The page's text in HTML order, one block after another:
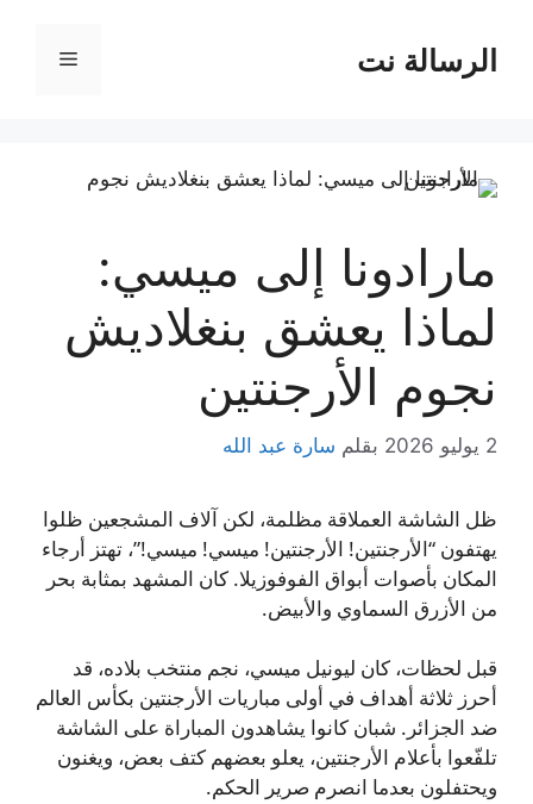
المحتوىالرسالة نت القائمة
مارادونا إلى ميسي:
لماذا يعشق بنغلاديش
نجوم الأرجنتين
2 يوليو 2026 بقلم سارة عبد الله
ظل الشاشة العملاقة مظلمة، لكن آلاف المشجعين ظلوا
يهتفون “الأرجنتين! الأرجنتين! ميسي! ميسي!”، تهتز أرجاء
المكان بأصوات أبواق الفوفوزيلا. كان المشهد بمثابة بحر
من الأزرق السماوي والأبيض.
قبل لحظات، كان ليونيل ميسي، نجم منتخب بلاده، قد
أحرز ثلاثة أهداف في أولى مباريات الأرجنتين بكأس العالم
ضد الجزائر. شبان كانوا يشاهدون المباراة على الشاشة
تلفّعوا بأعلام الأرجنتين، يعلو بعضهم كتف بعض، ويغنون
ويحتفلون بعدما انصرم صرير الحكم.